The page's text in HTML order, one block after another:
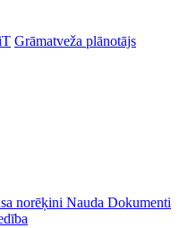
Grāmatveža plānotājs
norēķini Nauda Dokumenti